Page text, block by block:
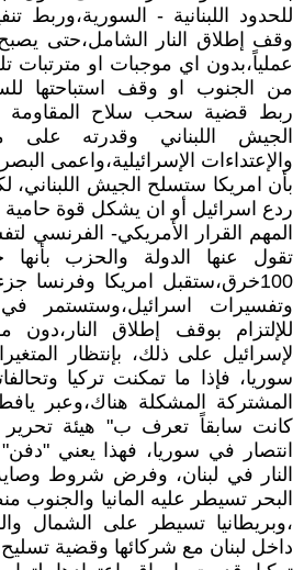
للحدود اللبنانية - السورية،وربط
وقف إطلاق النار الشامل،حتى
عملياً،بدون اي موجبات او مترتبات
من الجنوب او وقف استباحتها
ربط قضية سحب سلاح المقاومة
الجيش اللبناني وقدرته على
والإعتداءات الإسرائيلية،واعمى
بأن امريكا ستسلح الجيش اللبناني،
ردع اسرائيل أو ان يشكل قوة حامية
المهم القرار الأمريكي- الفرنسي
تقول عنها الدولة والحزب
100خرق،ستقبل امريكا وفرنسا
وتفسيرات اسرائيل،وستستمر في
للإلتزام بوقف إطلاق
لإسرائيل على ذلك، بإنتظار
سوريا، فإذا ما تمكنت تركيا
المشتركة المشكلة هناك،وعبر
كانت سابقاً تعرف ب" هيئة
انتصار في سوريا، فهذا يعني
النار في لبنان، وفرض شروط
البحر تسيطر عليه المانيا والجنوب
،وبريطانيا تسيطر على الشمال
داخل لبنان مع شركائها وقضية تسليح